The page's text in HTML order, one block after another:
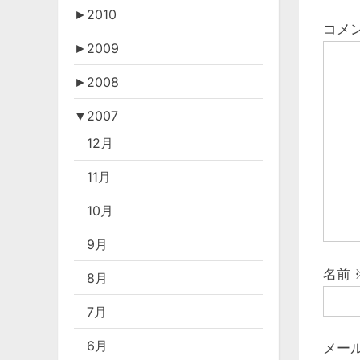
コメ
名前
メー
► 2010
► 2009
► 2008
▼ 2007
12月
11月
10月
9月
8月
7月
6月